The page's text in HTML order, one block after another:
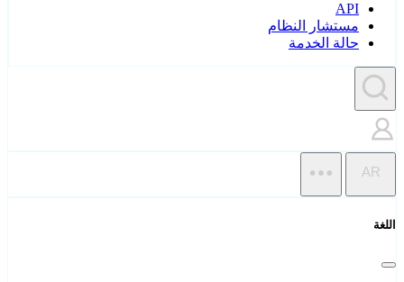
API
مستشار النظام
حالة الخدمة
AR
اللغة